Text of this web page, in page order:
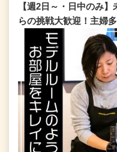
【週2日～・日中のみ
らの挑戦大歓迎！主婦